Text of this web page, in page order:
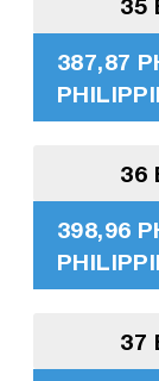
387,87
36
398,96
37